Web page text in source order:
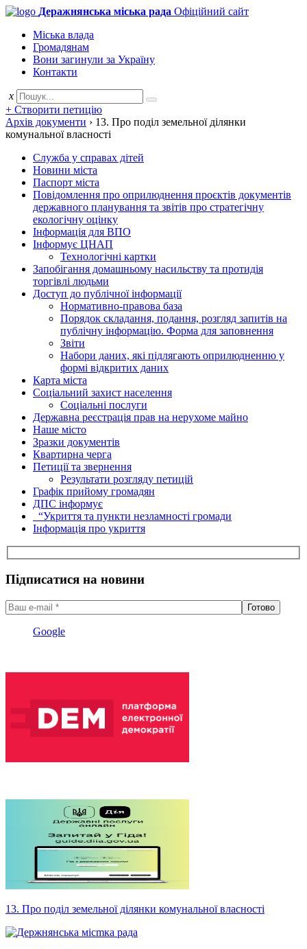
Деражнянська міська рада Офіційний сайт
Міська влада
Громадянам
Вони загинули за Україну
Контакти
x
+ Створити петицію
Архів документи › 13. Про поділ земельної ділянки
комунальної власності
Служба у справах дітей
Новини міста
Паспорт міста
Повідомлення про оприлюднення проєктів документів
державного планування та звітів про стратегічну
екологічну оцінку
Інформація для ВПО
Інформує ЦНАП
Технологічні картки
Запобігання домашньому насильству та протидія
торгівлі людьми
Доступ до публічної інформації
Нормативно-правова база
Порядок складання, подання, розгляд запитів на
публічну інформацію. Форма для заповнення
Звіти
Набори даних, які підлягають оприлюдненню у
формі відкритих даних
Карта міста
Соціальний захист населення
Соціальні послуги
Державна реєстрація прав на нерухоме майно
Наше місто
Зразки документів
Квартирна черга
Петиції та звернення
Результати розгляду петицій
Графік прийому громадян
ДПС інформує
“Укриття та пункти незламності громади
Інформація про укриття
Підписатися на новини
Google
13. Про поділ земельної ділянки комунальної власності